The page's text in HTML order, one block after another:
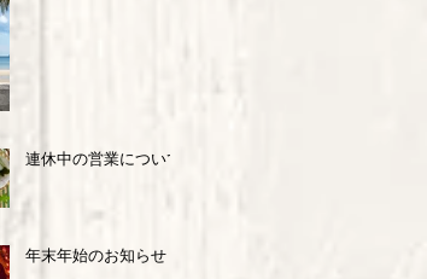
連休中の営業について
年末年始のお知らせ